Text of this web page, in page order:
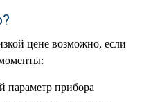
цене возможно, если
прибора